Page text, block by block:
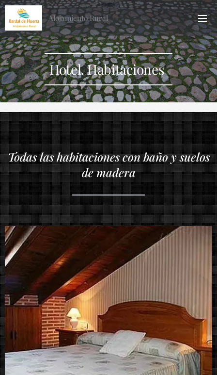
Alojamiento Rural
Hotel. Habitaciones
Todas las habitaciones con baño y suelos
de madera